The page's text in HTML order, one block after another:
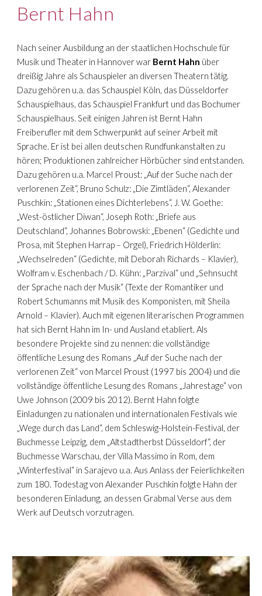
Bernt Hahn
Nach seiner Ausbildung an der staatlichen Hochschule für
Musik und Theater in Hannover war Bernt Hahn über
dreißig Jahre als Schauspieler an diversen Theatern tätig.
Dazu gehören u.a. das Schauspiel Köln, das Düsseldorfer
Schauspielhaus, das Schauspiel Frankfurt und das Bochumer
Schauspielhaus. Seit einigen Jahren ist Bernt Hahn
Freiberufler mit dem Schwerpunkt auf seiner Arbeit mit
Sprache. Er ist bei allen deutschen Rundfunkanstalten zu
hören; Produktionen zahlreicher Hörbücher sind entstanden.
Dazu gehören u.a. Marcel Proust: „Auf der Suche nach der
verlorenen Zeit“, Bruno Schulz: „Die Zimtläden“, Alexander
Puschkin: „Stationen eines Dichterlebens“, J. W. Goethe:
„West-östlicher Diwan“, Joseph Roth: „Briefe aus
Deutschland“, Johannes Bobrowski: „Ebenen“ (Gedichte und
Prosa, mit Stephen Harrap – Orgel), Friedrich Hölderlin:
„Wechselreden“ (Gedichte, mit Deborah Richards – Klavier),
Wolfram v. Eschenbach / D. Kühn: „Parzival“ und „Sehnsucht
der Sprache nach der Musik“ (Texte der Romantiker und
Robert Schumanns mit Musik des Komponisten, mit Sheila
Arnold – Klavier). Auch mit eigenen literarischen Programmen
hat sich Bernt Hahn im In- und Ausland etabliert. Als
besondere Projekte sind zu nennen: die vollständige
öffentliche Lesung des Romans „Auf der Suche nach der
verlorenen Zeit“ von Marcel Proust (1997 bis 2004) und die
vollständige öffentliche Lesung des Romans „Jahrestage“ von
Uwe Johnson (2009 bis 2012). Bernt Hahn folgte
Einladungen zu nationalen und internationalen Festivals wie
„Wege durch das Land“, dem Schleswig-Holstein-Festival, der
Buchmesse Leipzig, dem „Altstadtherbst Düsseldorf“, der
Buchmesse Warschau, der Villa Massimo in Rom, dem
„Winterfestival“ in Sarajevo u.a. Aus Anlass der Feierlichkeiten
zum 180. Todestag von Alexander Puschkin folgte Hahn der
besonderen Einladung, an dessen Grabmal Verse aus dem
Werk auf Deutsch vorzutragen.